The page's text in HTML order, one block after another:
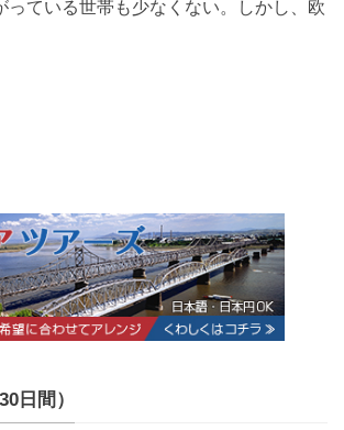
っている世帯も少なくない。しかし、欧
日間）